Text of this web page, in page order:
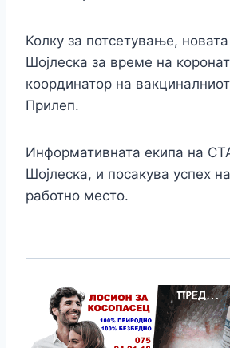
Колку за потсетување,
Шојлеска за време на
координатор на
Прилеп.
Информативната екипа на
Шојлеска, и посакува успех
работно место.